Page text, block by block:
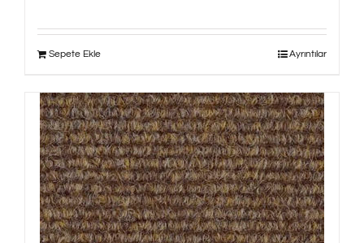
Sepete Ekle Ayrıntılar